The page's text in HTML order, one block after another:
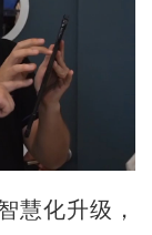
化升级，